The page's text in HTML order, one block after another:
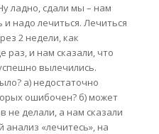
ладно, сдали мы – нам
и надо лечиться. Лечиться
2 недели, как
раз, и нам сказали, что
вылечились.
а) недостаточно
ошибочен? б) может
не делали, а нам сказали
«лечитесь», на